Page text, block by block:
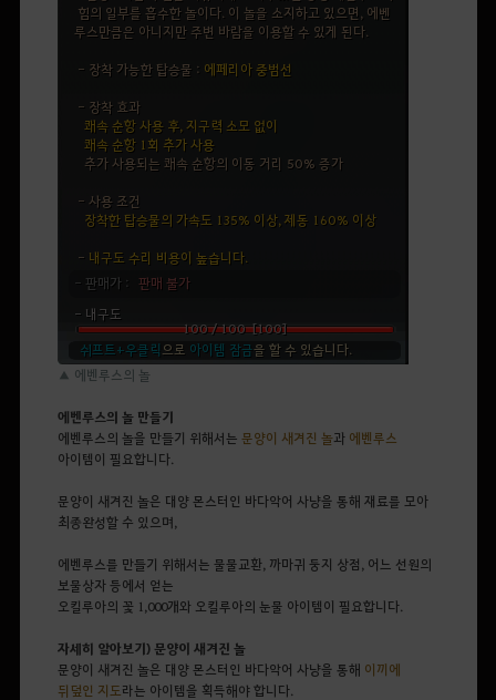
▲ 에벤루스의 놀
에벤루스의 놀 만들기
에벤루스의 놀을 만들기 위해서는 문양이 새겨진 놀과 에벤루스
아이템이 필요합니다.
문양이 새겨진 놀은 대양 몬스터인 바다악어 사냥을 통해 재료를 모아
최종완성할 수 있으며,
에벤루스를 만들기 위해서는 물물교환, 까마귀 둥지 상점, 어느 선원의
보물상자 등에서 얻는
오킬루아의 꽃 1,000개와 오킬루아의 눈물 아이템이 필요합니다.
자세히 알아보기) 문양이 새겨진 놀
문양이 새겨진 놀은 대양 몬스터인 바다악어 사냥을 통해 이끼에
뒤덮인 지도라는 아이템을 획득해야 합니다.